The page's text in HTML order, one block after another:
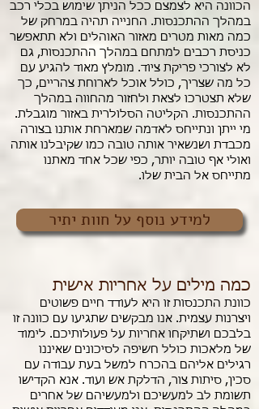
הכוונה היא לצמצם ככל הניתן שימוש בכלי רכב
במהלך ההתכנסות. החנייה תהיה במרחק של
כמה מאות מטרים מאזור האוהלים ולא תתאפשר
כניסת רכבים למתחם במהלך ההתכנסות, גם
לא לצורכי פריקת ציוד. מומלץ מאוד להגיע עם
כל מה שצריך, כולל אוכל לארוחת צהריים, כך
שלא תצטרכו לצאת ולחזור מהחווה במהלך
ההתכנסות. הקליטה הסלולרית באזור מוגבלת.
מי ייתן ונתייחס לאדמה שמארחת אותנו בצורה
מכבדת ושנשאיר אותה טובה כמו שקיבלנו אותה
ואולי אף טובה יותר, כפי שכל אחד מאתנו
מתייחס אל הבית שלו.
למידע נוסף על חוות יתיר
כמה מילים על אחריות אישית
כוונת התכנסות זו היא לעודד חיים פשוטים
ויצרנות עצמית. אנו מבקשים שתגיעו עם כוונה זו
בלבכם ושתיקחו אחריות על פעולותיכם. לימוד
של מלאכות כולל חשיפה לסיכונים שאיננו
רגילים אליהם בהכרח למשל בעת עבודה עם
סכין, סיתות צור, הדלקת אש ועוד. אנא הקדישו
תשומת לב למעשיכם ולמעשיהם של אחרים